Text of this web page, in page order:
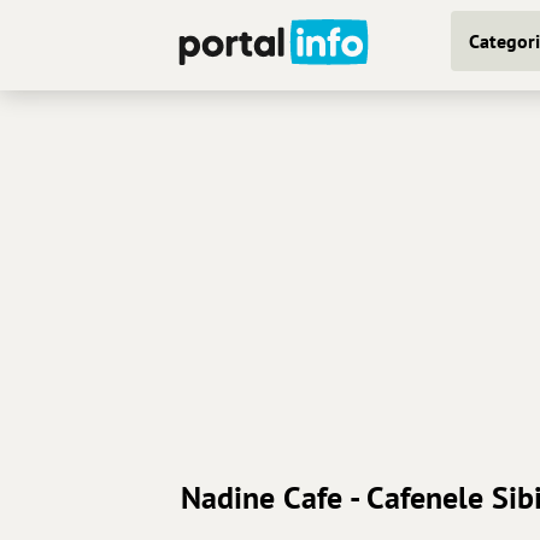
Nadine Cafe - Cafenele